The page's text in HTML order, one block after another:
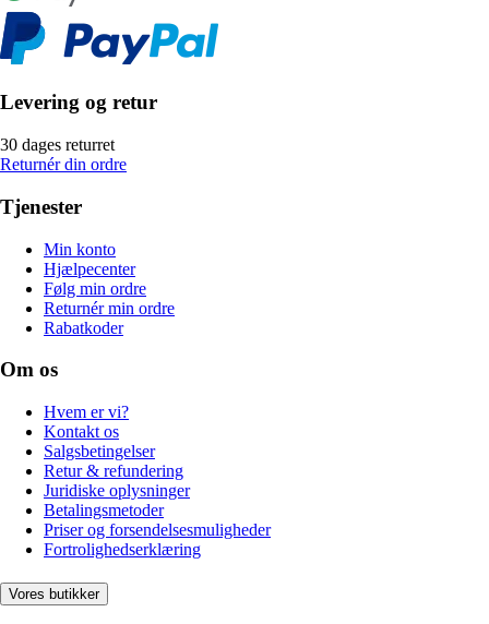
Levering og retur
30 dages returret
Returnér din ordre
Tjenester
Min konto
Hjælpecenter
Følg min ordre
Returnér min ordre
Rabatkoder
Om os
Hvem er vi?
Kontakt os
Salgsbetingelser
Retur & refundering
Juridiske oplysninger
Betalingsmetoder
Priser og forsendelsesmuligheder
Fortrolighedserklæring
Vores butikker